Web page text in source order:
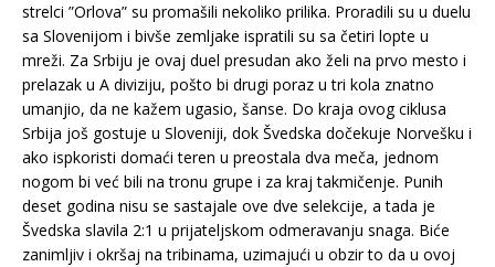
strelci ”Orlova” su promašili nekoliko prilika. Proradili su u duelu
sa Slovenijom i bivše zemljake ispratili su sa četiri lopte u
mreži. Za Srbiju je ovaj duel presudan ako želi na prvo mesto i
prelazak u A diviziju, pošto bi drugi poraz u tri kola znatno
umanjio, da ne kažem ugasio, šanse. Do kraja ovog ciklusa
Srbija još gostuje u Sloveniji, dok Švedska dočekuje Norvešku i
ako ispkoristi domaći teren u preostala dva meča, jednom
nogom bi već bili na tronu grupe i za kraj takmičenje. Punih
deset godina nisu se sastajale ove dve selekcije, a tada je
Švedska slavila 2:1 u prijateljskom odmeravanju snaga. Biće
zanimljiv i okršaj na tribinama, uzimajući u obzir to da u ovoj